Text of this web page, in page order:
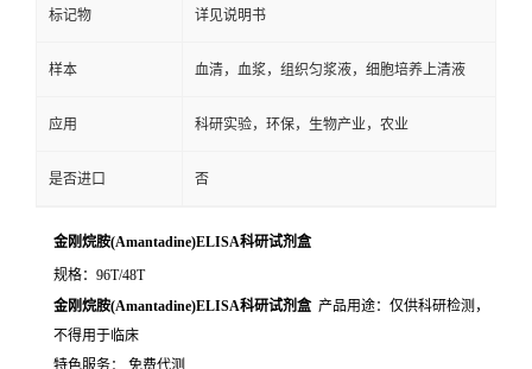
标记物 详见说明书
样本 血清，血浆，组织匀浆液，细胞培养上清液
应用 科研实验，环保，生物产业，农业
是否进口 否
金刚烷胺(Amantadine)ELISA科研试剂盒
规格：96T/48T
金刚烷胺(Amantadine)ELISA科研试剂盒 产品用途：仅供科研检测，
不得用于临床
特色服务： 免费代测